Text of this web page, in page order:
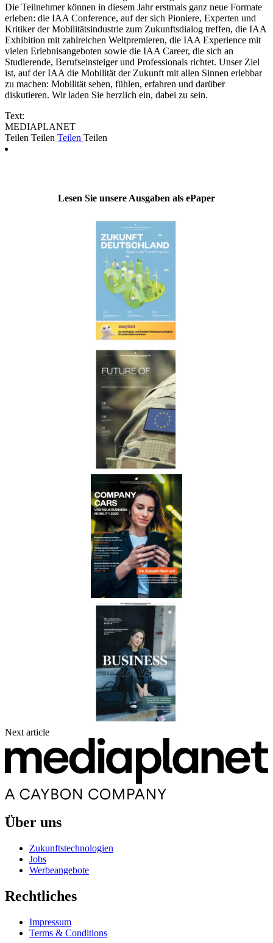
Die Teilnehmer können in diesem Jahr erstmals ganz neue Formate
erleben: die IAA Conference, auf der sich Pioniere, Experten und
Kritiker der Mobilitätsindustrie zum Zukunftsdialog treffen, die IAA
Exhibition mit zahlreichen Weltpremieren, die IAA Experience mit
vielen Erlebnisangeboten sowie die IAA Career, die sich an
Studierende, Berufseinsteiger und Professionals richtet. Unser Ziel
ist, auf der IAA die Mobilität der Zukunft mit allen Sinnen erlebbar
zu machen: Mobilität sehen, fühlen, erfahren und darüber
diskutieren. Wir laden Sie herzlich ein, dabei zu sein.
Text:
MEDIAPLANET
Teilen Teilen Teilen Teilen
Lesen Sie unsere Ausgaben als ePaper
Next article
Über uns
Zukunftstechnologien
Jobs
Werbeangebote
Rechtliches
Impressum
Terms & Conditions